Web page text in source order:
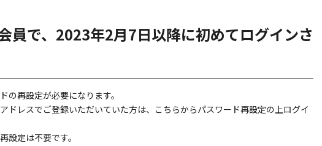
員で、2023年2月7日以降に初めてログインさ
の再設定が必要になります。
ドレスでご登録いただいていた方は、こちらからパスワード再設定の上ログイ
設定は不要です。